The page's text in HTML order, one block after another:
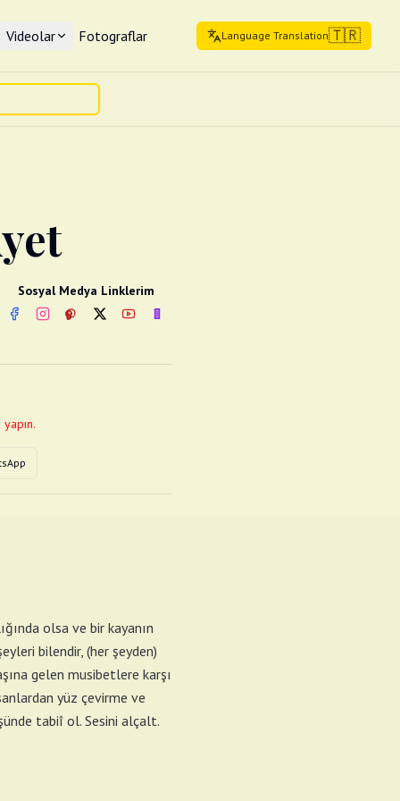
Videolar Fotograflar Language Translation🇹🇷
Sosyal Medya Linklerim
FacebookInstagram
PinterestTwitterYouTubenextsosyal
olsa ve bir kayanın
bilendir, (her şeyden)
gelen musibetlere karşı
yüz çevirme ve
tabiî ol. Sesini alçalt.